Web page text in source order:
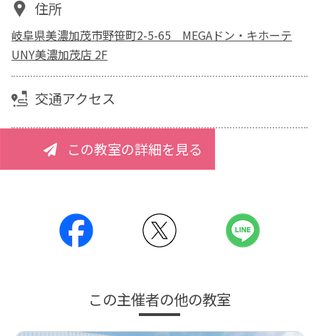
住所
岐阜県美濃加茂市野笹町2-5-65 MEGAドン・キホーテ
UNY美濃加茂店 2F
交通アクセス
この教室の詳細を見る
この主催者の他の教室